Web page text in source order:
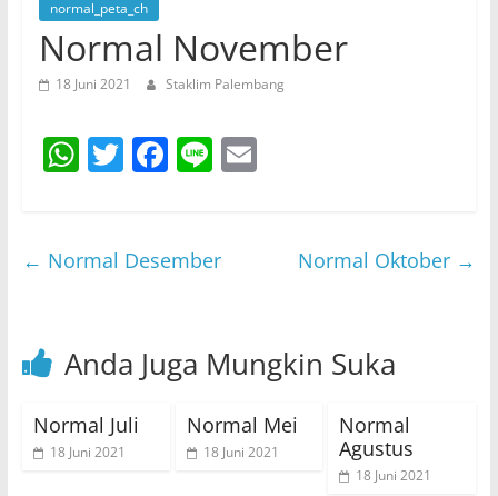
Koordinator
BMKG
Sumatera
Selatan
normal_peta_ch
Normal November
18 Juni 2021 Staklim Palembang
W
s
p
T
er
F
e
o
Li E
← Normal Desember Normal Oktober →
Anda Juga Mungkin Suka
Normal Juli
18 Juni 2021
Normal Mei
18 Juni 2021
Normal
Agustus
18 Juni 2021